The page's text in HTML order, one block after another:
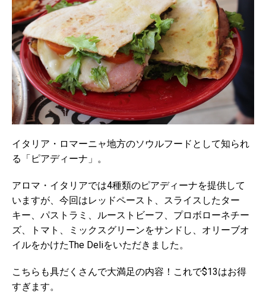
イタリア・ロマーニャ地方のソウルフードとして知られ
る「ピアディーナ」。
アロマ・イタリアでは4種類のピアディーナを提供して
いますが、今回はレッドペースト、スライスしたター
キー、パストラミ、ルーストビーフ、プロボローネチー
ズ、トマト、ミックスグリーンをサンドし、オリーブオ
イルをかけたThe Deliをいただきました。
こちらも具だくさんで大満足の内容！これで$13はお得
すぎます。